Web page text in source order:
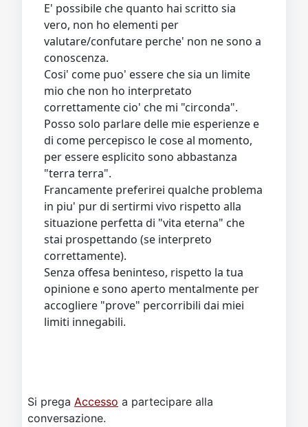
E' possibile che quanto hai scritto sia
vero, non ho elementi per
valutare/confutare perche' non ne sono a
conoscenza.
Cosi' come puo' essere che sia un limite
mio che non ho interpretato
correttamente cio' che mi "circonda".
Posso solo parlare delle mie esperienze e
di come percepisco le cose al momento,
per essere esplicito sono abbastanza
"terra terra".
Francamente preferirei qualche problema
in piu' pur di sertirmi vivo rispetto alla
situazione perfetta di "vita eterna" che
stai prospettando (se interpreto
correttamente).
Senza offesa beninteso, rispetto la tua
opinione e sono aperto mentalmente per
accogliere "prove" percorribili dai miei
limiti innegabili.
Si prega Accesso a partecipare alla
conversazione.